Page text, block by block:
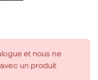
et nous ne
un produit